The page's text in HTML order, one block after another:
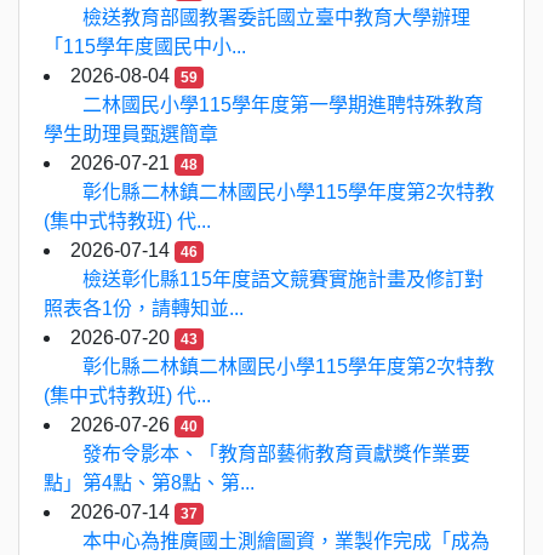
檢送教育部國教署委託國立臺中教育大學辦理
「115學年度國民中小...
2026-08-04
59
二林國民小學115學年度第一學期進聘特殊教育
學生助理員甄選簡章
2026-07-21
48
彰化縣二林鎮二林國民小學115學年度第2次特教
(集中式特教班) 代...
2026-07-14
46
檢送彰化縣115年度語文競賽實施計畫及修訂對
照表各1份，請轉知並...
2026-07-20
43
彰化縣二林鎮二林國民小學115學年度第2次特教
(集中式特教班) 代...
2026-07-26
40
發布令影本、「教育部藝術教育貢獻獎作業要
點」第4點、第8點、第...
2026-07-14
37
本中心為推廣國土測繪圖資，業製作完成「成為